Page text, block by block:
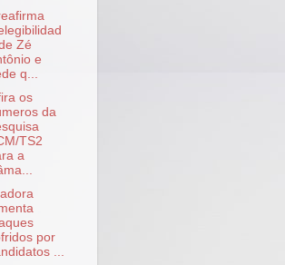
Zé
e
q...
os
da
TS2
a
por
...